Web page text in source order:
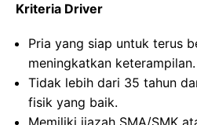
Kriteria Driver
Pria yang siap untuk terus
meningkatkan keterampilan.
Tidak lebih dari 35 tahun
fisik yang baik.
Memiliki ijazah SMA/SMK